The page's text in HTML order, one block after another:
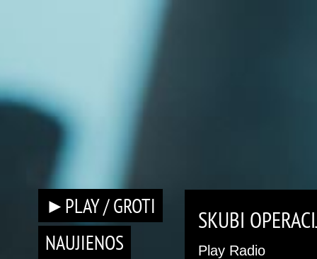
►PLAY / GROTI
NAUJIENOS
SKUBI
Play Radio